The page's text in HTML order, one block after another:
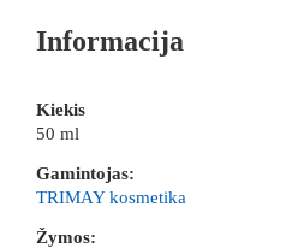
Informacija
Kiekis
50 ml
Gamintojas:
TRIMAY kosmetika
Žymos: